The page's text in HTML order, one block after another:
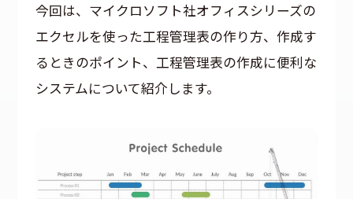
今回は、マイクロソフト社オフィスシリーズの
エクセルを使った工程管理表の作り方、作成す
るときのポイント、工程管理表の作成に便利な
システムについて紹介します。